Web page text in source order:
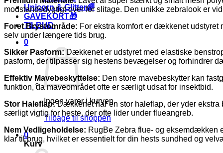
Unicorn & Glitter🌈
GAVEKORT🎁
TILBUD
0
Ingen varer i kurven.
Tilbage til shoppen
0
Kurv
modstandsdygtigt over for slitage. Den unikke zebralook er
Foret Brystområde: For ekstra komfort er dækkenet udstyret
selv under længere tids brug.
Sikker Pasform:Dækkenet er udstyret med elastiske
pasform, der tilpasser sig hestens bevægelser og forhindrer
Effektiv Mavebeskyttelse: Den store mavebeskytter kan
funktion, da maveområdet ofte er særligt udsat for insektbid.
Stor Haleflap:Dækkenet har en stor haleflap, der yder ekstra
særligt vigtig for heste, der ofte lider under flueangreb.
Nem Vedligeholdelse: RugBe Zebra flue- og eksemdækken
klar til brug, hvilket er essentielt for din hests sundhed og